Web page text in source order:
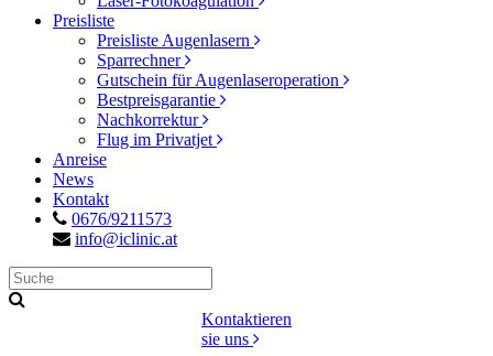
Preisliste
Preisliste Augenlasern
Sparrechner
Gutschein für Augenlaseroperation
Bestpreisgarantie
Nachkorrektur
Flug im Privatjet
Anreise
News
Kontakt
0676/9211573
info@iclinic.at
Kontaktieren
sie uns